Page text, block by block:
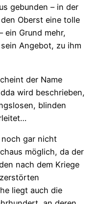
gebunden – in der
Oberst eine tolle
ein Grund mehr,
Angebot, zu ihm
der Name
wird beschrieben,
blinden
gar nicht
möglich, da der
nach dem Kriege
liegt auch die